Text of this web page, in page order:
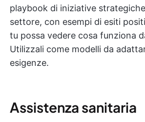
playbook di iniziative
settore, con esempi di esiti
tu possa vedere cosa funziona
Utilizzali come modelli da
esigenze.
Assistenza sanitaria